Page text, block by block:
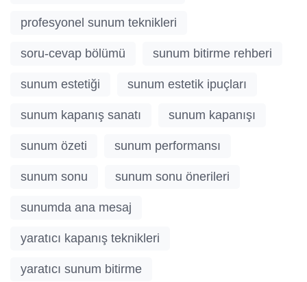
profesyonel sunum teknikleri
soru-cevap bölümü sunum bitirme rehberi
sunum estetiği sunum estetik ipuçları
sunum kapanış sanatı sunum kapanışı
sunum özeti sunum performansı
sunum sonu sunum sonu önerileri
sunumda ana mesaj
yaratıcı kapanış teknikleri
yaratıcı sunum bitirme